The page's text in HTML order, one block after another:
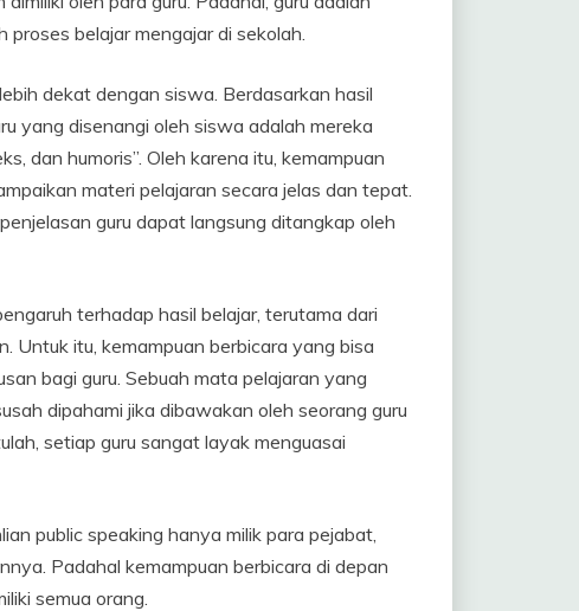
belajar mengajar di sekolah.
dekat dengan siswa. Berdasarkan hasil
yang disenangi oleh siswa adalah mereka
dan humoris”. Oleh karena itu, kemampuan
materi pelajaran secara jelas dan tepat.
guru dapat langsung ditangkap oleh
terhadap hasil belajar, terutama dari
Untuk itu, kemampuan berbicara yang bisa
bagi guru. Sebuah mata pelajaran yang
dipahami jika dibawakan oleh seorang guru
setiap guru sangat layak menguasai
public speaking hanya milik para pejabat,
Padahal kemampuan berbicara di depan
semua orang.